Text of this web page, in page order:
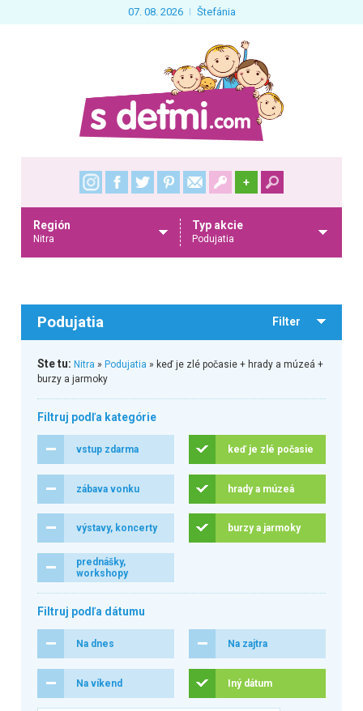
07. 08. 2026 Štefánia
+
Región
Nitra
Typ akcie
Podujatia
Podujatia Filter
Ste tu: Nitra » Podujatia » keď je zlé počasie + hrady a múzeá +
burzy a jarmoky
Filtruj podľa kategórie
vstup zdarma keď je zlé počasie
zábava vonku hrady a múzeá
výstavy, koncerty burzy a jarmoky
prednášky,
workshopy
Filtruj podľa dátumu
Na dnes Na zajtra
Na víkend Iný dátum